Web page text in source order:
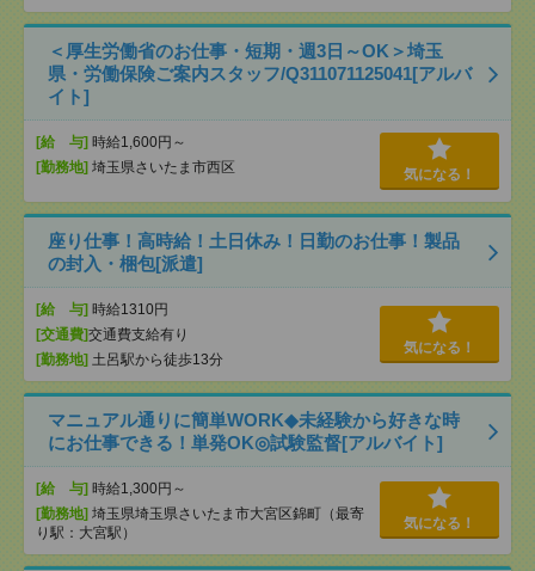
＜厚生労働省のお仕事・短期・週3日～OK＞埼玉
県・労働保険ご案内スタッフ/Q311071125041[アルバ
イト]
[給 与] 時給1,600円～
[勤務地] 埼玉県さいたま市西区 気になる！
座り仕事！高時給！土日休み！日勤のお仕事！製品
の封入・梱包[派遣]
[給 与] 時給1310円
[交通費]交通費支給有り
[勤務地] 土呂駅から徒歩13分
気になる！
マニュアル通りに簡単WORK◆未経験から好きな時
にお仕事できる！単発OK◎試験監督[アルバイト]
[給 与] 時給1,300円～
[勤務地] 埼玉県埼玉県さいたま市大宮区錦町（最寄
り駅：大宮駅）
気になる！